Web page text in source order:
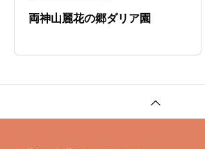
両神山麗花の郷ダリア園